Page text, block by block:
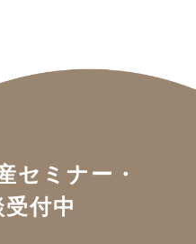
セミナー・
付中